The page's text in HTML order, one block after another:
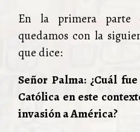
En la primera parte
quedamos con la
que dice:
Señor Palma: ¿Cuál
Católica en este
invasión a América?